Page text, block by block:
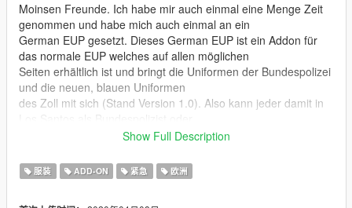
Moinsen Freunde. Ich habe mir auch einmal eine Menge Zeit
genommen und habe mich auch einmal an ein
German EUP gesetzt. Dieses German EUP ist ein Addon für
das normale EUP welches auf allen möglichen
Seiten erhältlich ist und bringt die Uniformen der Bundespolizei
und die neuen, blauen Uniformen
des Zoll mit sich (Stand Version 1.0). Also kann jeder damit in
als Zöllner seinen Dienst beginnen und hoffentlich dabei
Hinzugekommen sind mit der Version 2.0 die Uniformen aller
Landespolizieien in Deutschland. So findet hoffentlich jeder, der
Show Full Description
服装 ADD-ON 紧急 欧洲